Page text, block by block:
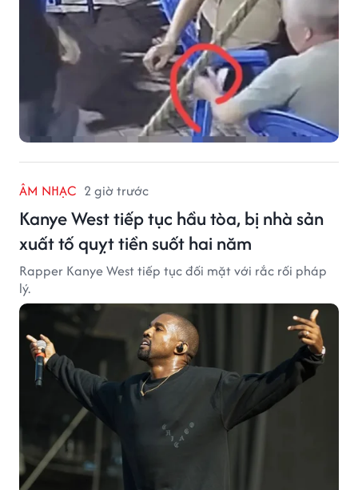
ÂM NHẠC 2 giờ trước
Kanye West tiếp tục hầu tòa, bị nhà sản
xuất tố quỵt tiền suốt hai năm
Rapper Kanye West tiếp tục đối mặt với rắc rối pháp
lý.